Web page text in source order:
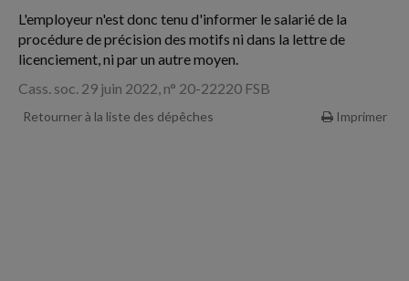
L'employeur n'est donc tenu d'informer le salarié de la
procédure de précision des motifs ni dans la lettre de
licenciement, ni par un autre moyen.
Cass. soc. 29 juin 2022, n° 20-22220 FSB
Retourner à la liste des dépêches Imprimer